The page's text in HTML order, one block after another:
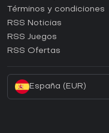
¿Cómo activar una CD
¿Cómo activar una CD
Términos y condiciones
RSS Noticias
RSS Juegos
RSS Ofertas
España (EUR)